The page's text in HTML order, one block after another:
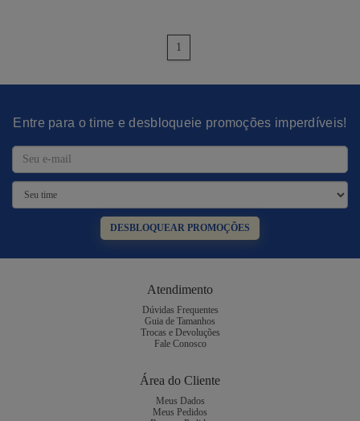
1
Entre para o time e desbloqueie promoções imperdíveis!
DESBLOQUEAR PROMOÇÕES
Atendimento
Dúvidas Frequentes
Guia de Tamanhos
Trocas e Devoluções
Fale Conosco
Área do Cliente
Meus Dados
Meus Pedidos